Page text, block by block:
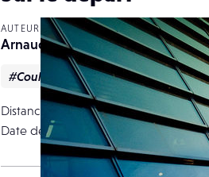
AUTEUR
ArnaudD
#Couleur #sunset #train
Distance focale
Date de publication